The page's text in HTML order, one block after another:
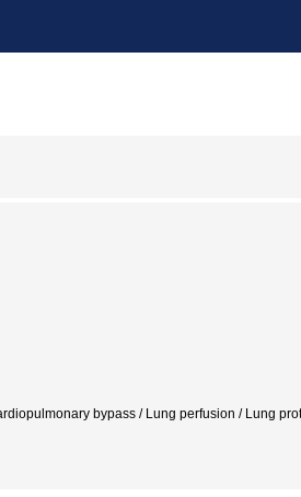
bypass / Lung perfusion / Lung